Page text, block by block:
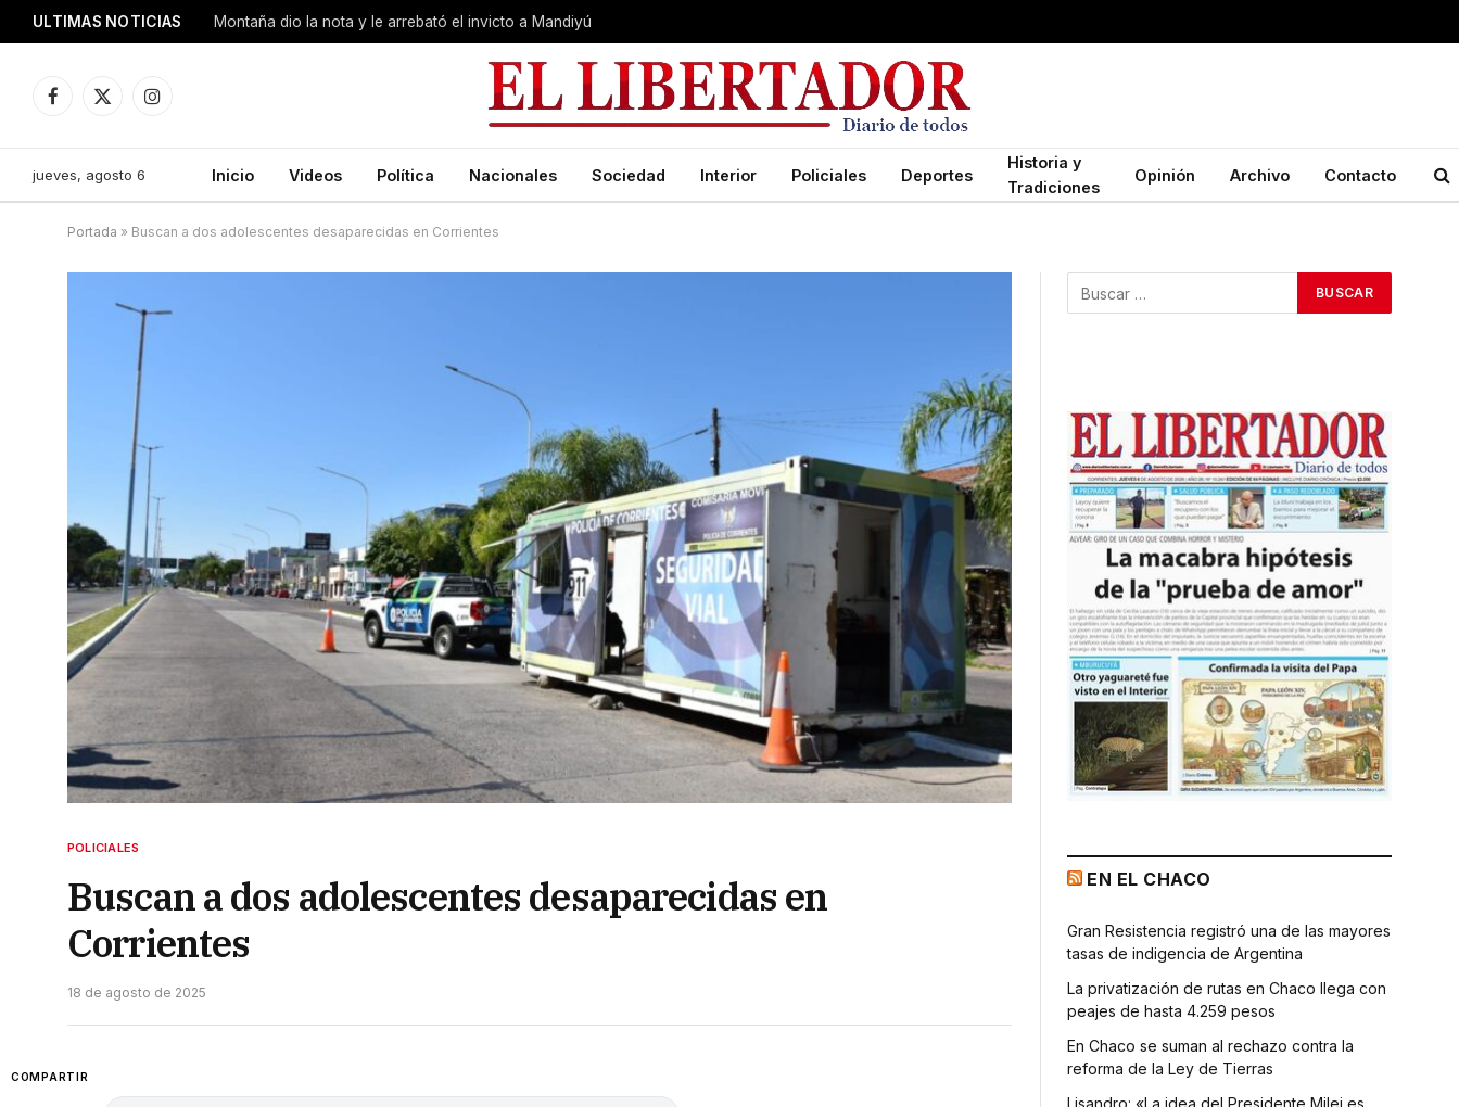
ULTIMAS NOTICIAS Montaña dio la nota y le arrebató el invicto a Mandiyú
Facebook
X
Instagram
jueves, agosto 6 Inicio Videos Política Nacionales Sociedad Interior Policiales Deportes
Historia y
Tradiciones
Opinión Archivo Contacto
Portada » Buscan a dos adolescentes desaparecidas en Corrientes
POLICIALES
Buscan a dos adolescentes desaparecidas en
Corrientes
18 de agosto de 2025
COMPARTIR
EN EL CHACO
Gran Resistencia registró una de las mayores
tasas de indigencia de Argentina
La privatización de rutas en Chaco llega con
peajes de hasta 4.259 pesos
En Chaco se suman al rechazo contra la
reforma de la Ley de Tierras
Lisandro: «La idea del Presidente Milei es